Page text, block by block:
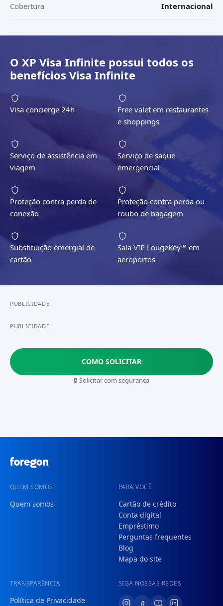
Cobertura Internacional
O XP Visa Infinite possui todos os
benefícios Visa Infinite
Visa concierge 24h
Free valet em restaurantes
e shoppings
Serviço de assistência em
viagem
Serviço de saque
emergencial
Proteção contra perda de
conexão
Proteção contra perda ou
roubo de bagagem
Substituição emergial de
cartão
Sala VIP LougeKey™ em
aeroportos
PUBLICIDADE
PUBLICIDADE
COMO SOLICITAR
🔒 Solicitar com segurança
QUEM SOMOS
Quem somos
PARA VOCÊ
Cartão de crédito
Conta digital
Empréstimo
Perguntas frequentes
Blog
Mapa do site
TRANSPARÊNCIA
Política de Privacidade
SIGA NOSSAS REDES